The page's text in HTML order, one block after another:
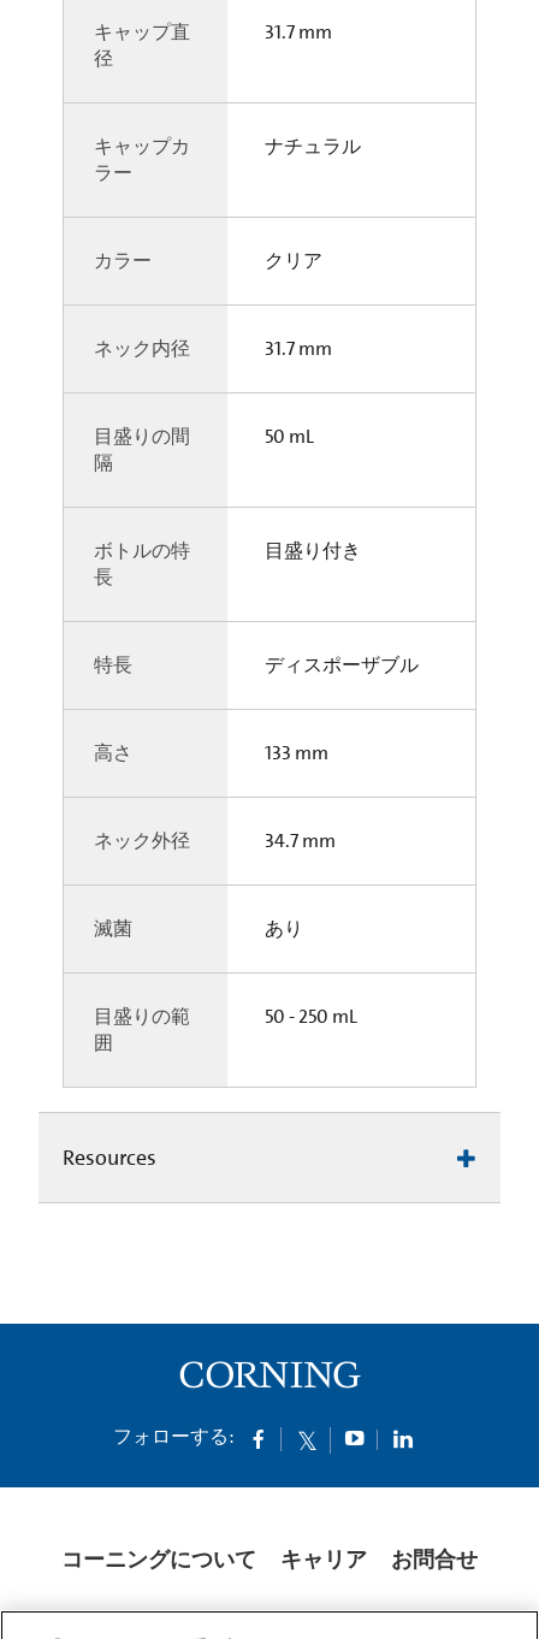
キャップ直
径
31.7 mm
キャップカ
ラー
ナチュラル
カラー クリア
ネック内径 31.7 mm
目盛りの間
隔
50 mL
ボトルの特
長
目盛り付き
特長 ディスポーザブル
高さ 133 mm
ネック外径 34.7 mm
滅菌 あり
目盛りの範
囲
50 - 250 mL
Resources
フォローする:
コーニングについて キャリア お問合せ